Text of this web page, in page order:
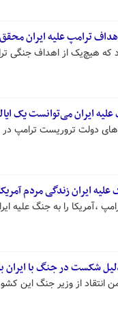
ترامپ علیه ایران
که هیچ‌یک از اهداف جنگی
ایران می‌توانست یک
دولت تروریست ترامپ
ایران زندگی مردم
،آمریکا را به جنگ علیه
شکست در جنگ با ایران
انتقاد از وزیر جنگ این